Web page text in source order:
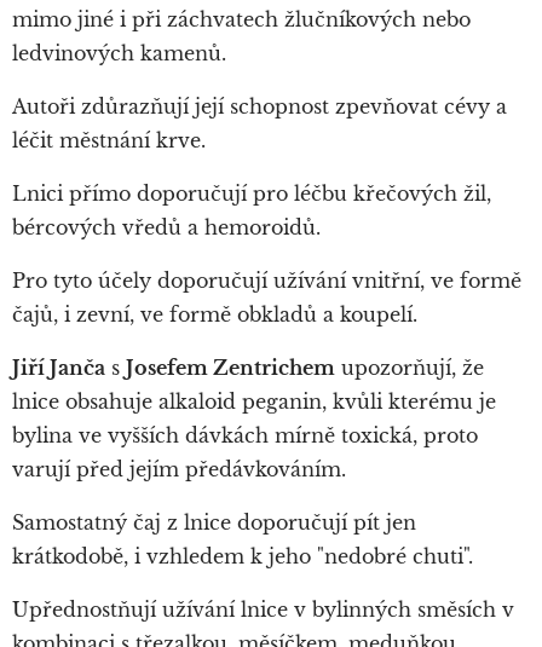
mimo jiné i při záchvatech žlučníkových nebo
ledvinových kamenů.
Autoři zdůrazňují její schopnost zpevňovat cévy a
léčit městnání krve.
Lnici přímo doporučují pro léčbu křečových žil,
bércových vředů a hemoroidů.
Pro tyto účely doporučují užívání vnitřní, ve formě
čajů, i zevní, ve formě obkladů a koupelí.
Jiří Janča s Josefem Zentrichem upozorňují, že
lnice obsahuje alkaloid peganin, kvůli kterému je
bylina ve vyšších dávkách mírně toxická, proto
varují před jejím předávkováním.
Samostatný čaj z lnice doporučují pít jen
krátkodobě, i vzhledem k jeho "nedobré chuti".
Upřednostňují užívání lnice v bylinných směsích v